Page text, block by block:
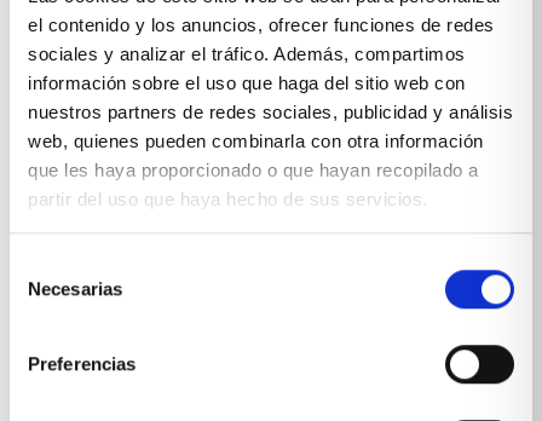
el contenido y los anuncios, ofrecer funciones de redes
sociales y analizar el tráfico. Además, compartimos
información sobre el uso que haga del sitio web con
nuestros partners de redes sociales, publicidad y análisis
web, quienes pueden combinarla con otra información
que les haya proporcionado o que hayan recopilado a
partir del uso que haya hecho de sus servicios.
Necesarias
Preferencias
PRODUCTOS RELACIONADOS
También te pueden interesar...